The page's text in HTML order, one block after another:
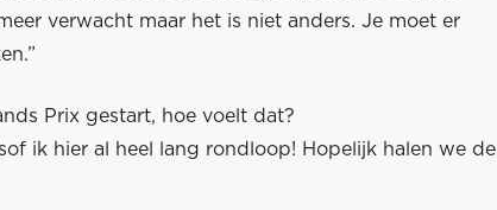
verwacht maar het is niet anders. Je moet er
Prix gestart, hoe voelt dat?
ik hier al heel lang rondloop! Hopelijk halen we de